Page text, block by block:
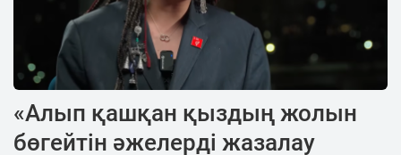
«Алып қашқан қыздың жолын
бөгейтін әжелерді жазалау